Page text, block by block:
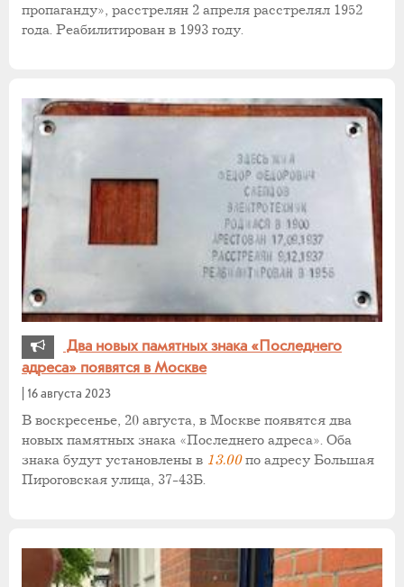
пропаганду», расстрелян 2 апреля расстрелял 1952
года. Реабилитирован в 1993 году.
Два новых памятных знака «Последнего
адреса» появятся в Москве
16 августа 2023
В воскресенье, 20 августа, в Москве появятся два
новых памятных знака «Последнего адреса». Оба
знака будут установлены в 13.00по адресу Большая
Пироговская улица, 37-43Б.